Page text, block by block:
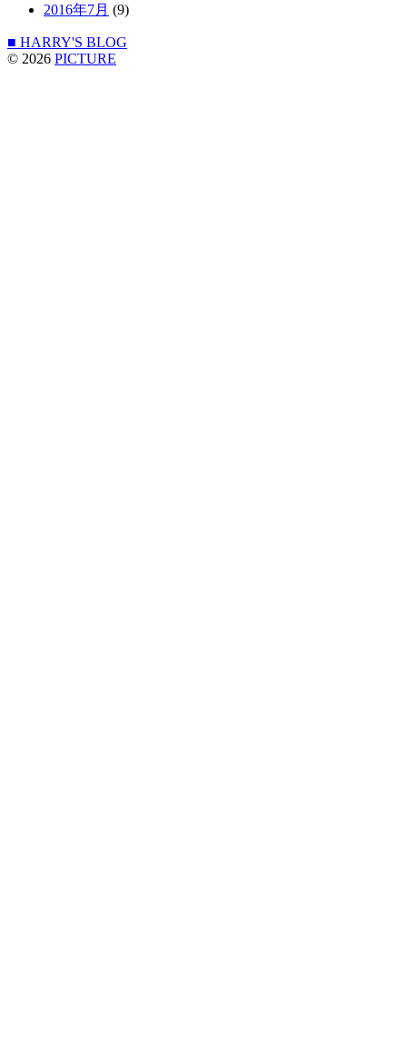
2016年7月 (9)
■ HARRY'S BLOG
© 2026 PICTURE